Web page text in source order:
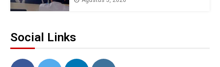
Social Links